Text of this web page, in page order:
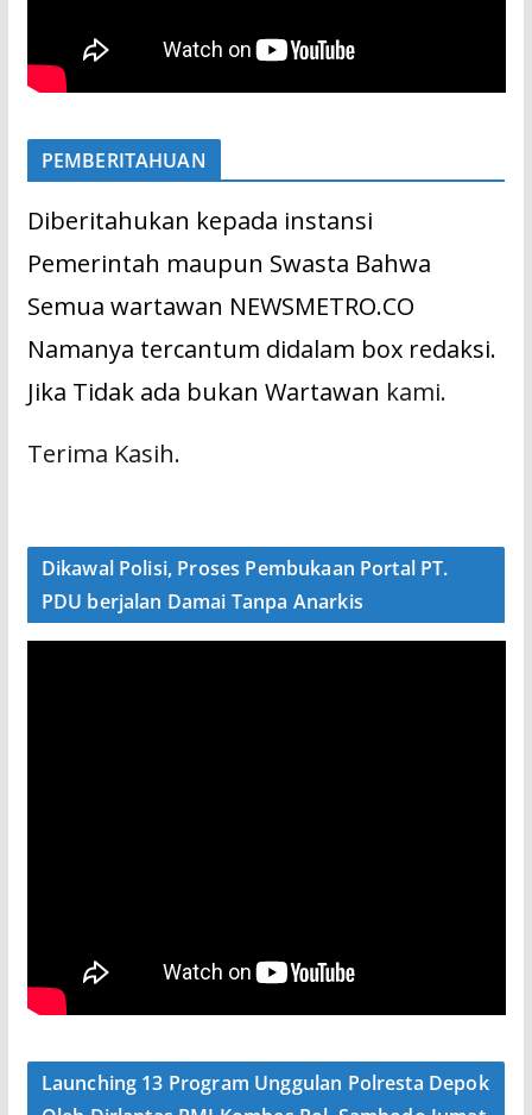
PEMBERITAHUAN
Diberitahukan kepada instansi
Pemerintah maupun Swasta Bahwa
Semua wartawan NEWSMETRO.CO
Namanya tercantum didalam box redaksi.
Jika Tidak ada bukan Wartawan kami.
Terima Kasih.
Dikawal Polisi, Proses Pembukaan Portal PT.
PDU berjalan Damai Tanpa Anarkis
Launching 13 Program Unggulan Polresta Depok